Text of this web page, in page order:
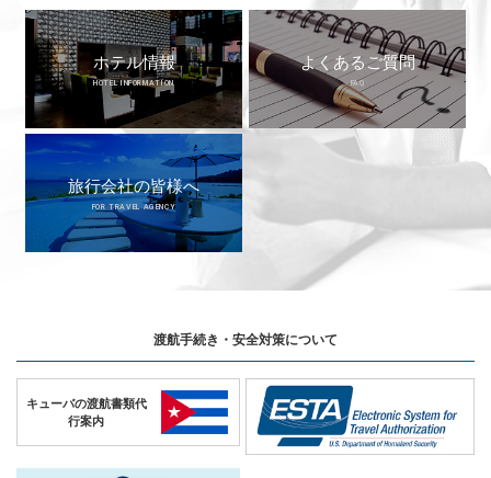
ホテル情報
HOTEL INFORMATION
よくあるご質問
FAQ
旅行会社の皆様へ
FOR TRAVEL AGENCY
渡航手続き・安全対策について
キューバの渡航書類代
行案内